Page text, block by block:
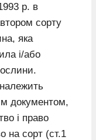
р. в
сорту
яка
і/або
документом,
і право
на сорт (ст.1